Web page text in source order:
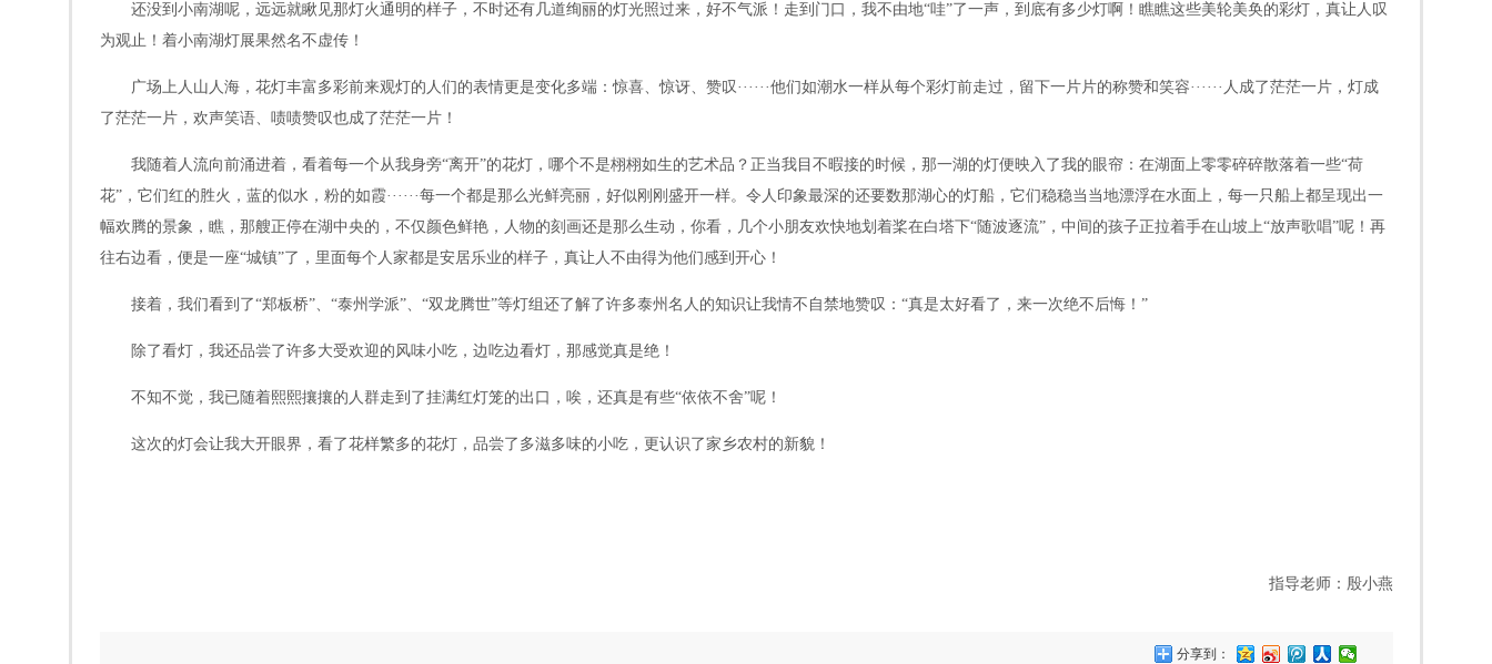
还没到小南湖呢，远远就瞅见那灯火通明的样子，不时还有几道绚丽的灯光照过来，好不气派！走到门口，我不由地“哇”了一声，到底有多少灯啊！瞧瞧这些美轮美奂的彩灯，真让人叹
为观止！着小南湖灯展果然名不虚传！
广场上人山人海，花灯丰富多彩前来观灯的人们的表情更是变化多端：惊喜、惊讶、赞叹······他们如潮水一样从每个彩灯前走过，留下一片片的称赞和笑容······人成了茫茫一片，灯成
了茫茫一片，欢声笑语、啧啧赞叹也成了茫茫一片！
我随着人流向前涌进着，看着每一个从我身旁“离开”的花灯，哪个不是栩栩如生的艺术品？正当我目不暇接的时候，那一湖的灯便映入了我的眼帘：在湖面上零零碎碎散落着一些“荷
花”，它们红的胜火，蓝的似水，粉的如霞······每一个都是那么光鲜亮丽，好似刚刚盛开一样。令人印象最深的还要数那湖心的灯船，它们稳稳当当地漂浮在水面上，每一只船上都呈现出一
幅欢腾的景象，瞧，那艘正停在湖中央的，不仅颜色鲜艳，人物的刻画还是那么生动，你看，几个小朋友欢快地划着桨在白塔下“随波逐流”，中间的孩子正拉着手在山坡上“放声歌唱”呢！再
往右边看，便是一座“城镇”了，里面每个人家都是安居乐业的样子，真让人不由得为他们感到开心！
接着，我们看到了“郑板桥”、“泰州学派”、“双龙腾世”等灯组还了解了许多泰州名人的知识让我情不自禁地赞叹：“真是太好看了，来一次绝不后悔！”
除了看灯，我还品尝了许多大受欢迎的风味小吃，边吃边看灯，那感觉真是绝！
不知不觉，我已随着熙熙攘攘的人群走到了挂满红灯笼的出口，唉，还真是有些“依依不舍”呢！
这次的灯会让我大开眼界，看了花样繁多的花灯，品尝了多滋多味的小吃，更认识了家乡农村的新貌！
指导老师：殷小燕
分享到：